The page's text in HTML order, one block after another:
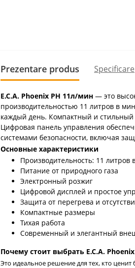
Prezentare produs Specificare
E.C.A. Phoenix PH 11л/мин — это
производительностью 11 литров в
каждый день. Компактный и стильный
Цифровая панель управления
системами безопасности, включая
Основные характеристики
Производительность: 11 литров
Питание от природного газа
Электронный розжиг
Цифровой дисплей и простое
Защита от перегрева и
Компактные размеры
Тихая работа
Современный и элегантный
Почему стоит выбрать E.C.A.
Это идеальное решение для тех, кто